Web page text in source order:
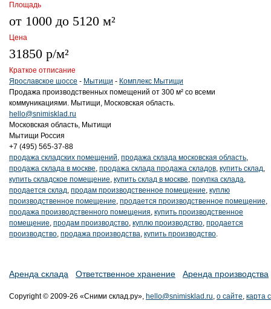
Площадь
от 1000 до 5120 м²
Цена
31850 р/м²
Краткое отписание
Ярославское шоссе - Мытищи - Комплекс Мытищи
Продажа производственных помещений от 300 м² со всеми
коммуникациями. Мытищи, Московская область.
hello@snimisklad.ru
Московская область, Мытищи
Мытищи Россия
+7 (495) 565-37-88
продажа складских помещений, продажа склада московская область,
продажа склада в москве, продажа склада продажа складов, купить склад,
купить складское помещение, купить склад в москве, покупка склада,
продается склад, продам производственное помещение, куплю
производственное помещение, продается производственное помещение,
продажа производственного помещения, купить производственное
помещение, продам производство, куплю производство, продается
производство, продажа производства, купить производство.
Аренда склада Ответственное хранение Аренда производства
Copyright © 2009-26 «Сними склад.ру», hello@snimisklad.ru, о сайте, карта